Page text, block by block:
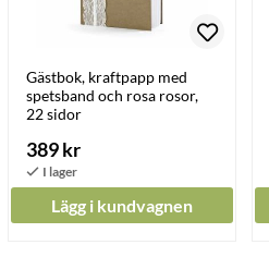
Gästbok, kraftpapp med
spetsband och rosa rosor,
22 sidor
389 kr
Lägg i kundvagnen